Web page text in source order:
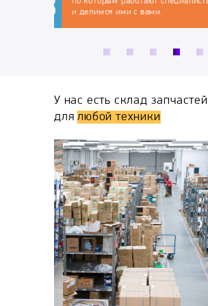
и делимся ими с вами.
У нас есть склад запчастей
длялюбой техники